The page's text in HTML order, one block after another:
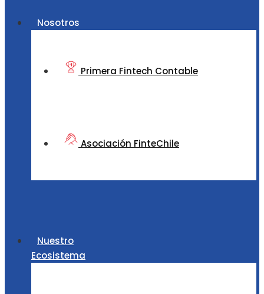
Nosotros
Primera Fintech Contable
Asociación FinteChile
Nuestro
Ecosistema